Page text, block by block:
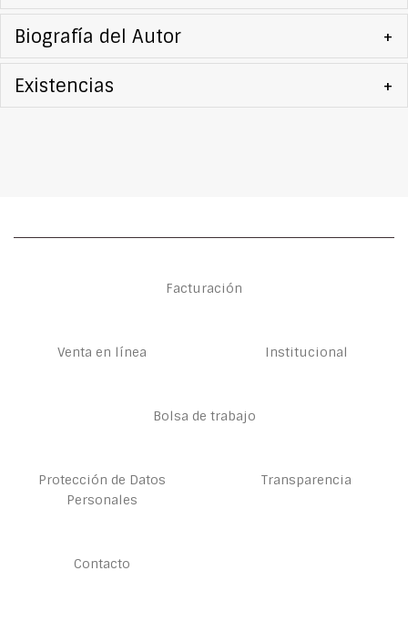
Biografía del Autor +
Existencias +
Facturación
Venta en línea Institucional
Bolsa de trabajo
Protección de Datos
Personales
Transparencia
Contacto